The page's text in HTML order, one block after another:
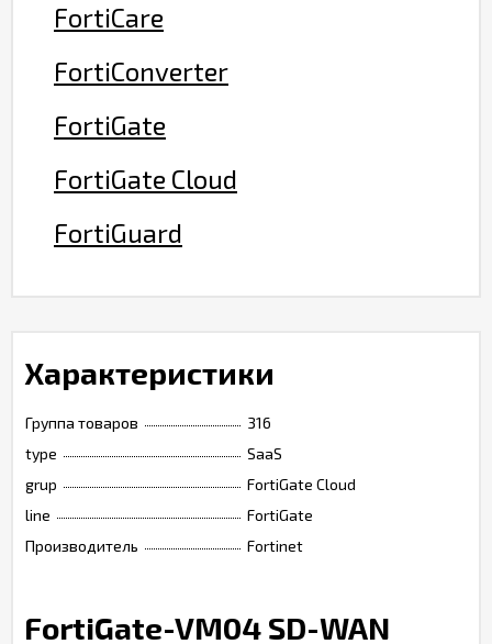
FortiCare
FortiConverter
FortiGate
FortiGate Cloud
FortiGuard
Характеристики
Группа товаров
316
type
SaaS
grup
FortiGate Cloud
line
FortiGate
Производитель
Fortinet
FortiGate-VM04 SD-WAN